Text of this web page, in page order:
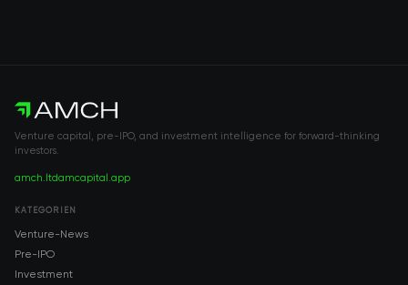
Venture capital, pre-IPO, and investment intelligence for forward-thinking
investors.
amch.ltdamcapital.app
KATEGORIEN
Venture-News
Pre-IPO
Investment